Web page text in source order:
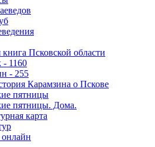
книга Псковской области
- 1160
- 255
Карамзина о Пскове
пятницы
пятницы. Дома.
карта